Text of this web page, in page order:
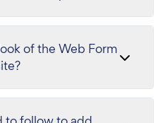
of the Web Form